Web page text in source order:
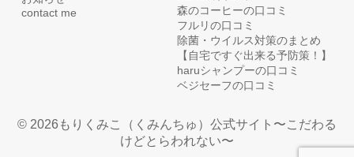
contact me
森のコーヒーの口コミ
フルリの口コミ
除菌・ウイルス対策のまとめ
【自宅ですぐ出来る予防策！】
haruシャンプーの口コミ
ベジセーフの口コミ
© 2026もりくみこ（くみんちゅ）公式サイト〜こだわる
けどとらわれない〜